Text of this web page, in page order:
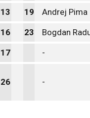
13 19 Andrej Pima
16 23 Bogdan
17 -
26 -